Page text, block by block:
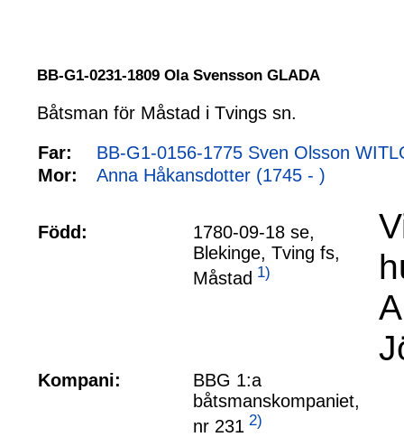
BB-G1-0231-1809 Ola Svensson GLADA
Båtsman för Måstad i Tvings sn.
Far:
BB-G1-0156-1775 Sven Olsson
Mor:
Anna Håkansdotter (1745 - )
Född:
1780-09-18 se,
Blekinge, Tving fs,
Måstad 1)
Kompani:
BBG 1:a
båtsmanskompaniet,
nr 231 2)